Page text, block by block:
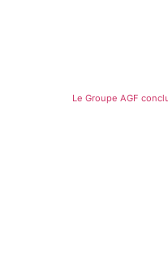
Le Groupe AGF